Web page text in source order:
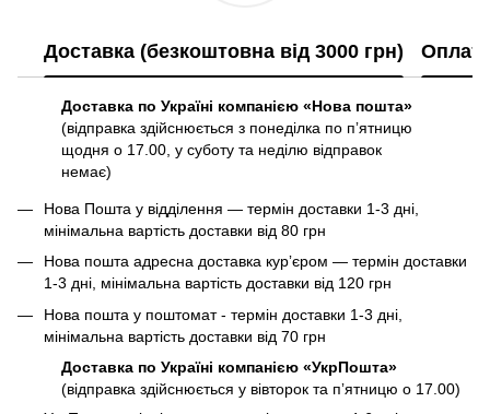
Доставка (безкоштовна від 3000 грн)
Доставка по Україні компанією «Нова пошта»
(відправка здійснюється з понеділка по пʼятницю
щодня о 17.00, у суботу та неділю відправок
немає)
Нова Пошта у відділення — термін доставки 1-3 дні,
мінімальна вартість доставки від 80 грн
Нова пошта адресна доставка курʼєром — термін доставки
1-3 дні, мінімальна вартість доставки від 120 грн
Нова пошта у поштомат - термін доставки 1-3 дні,
мінімальна вартість доставки від 70 грн
Доставка по Україні компанією «УкрПошта»
(відправка здійснюється у вівторок та пʼятницю о 17.00)